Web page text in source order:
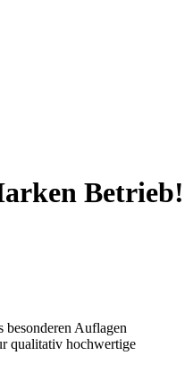
Betrieb!
Auflagen
qualitativ hochwertige